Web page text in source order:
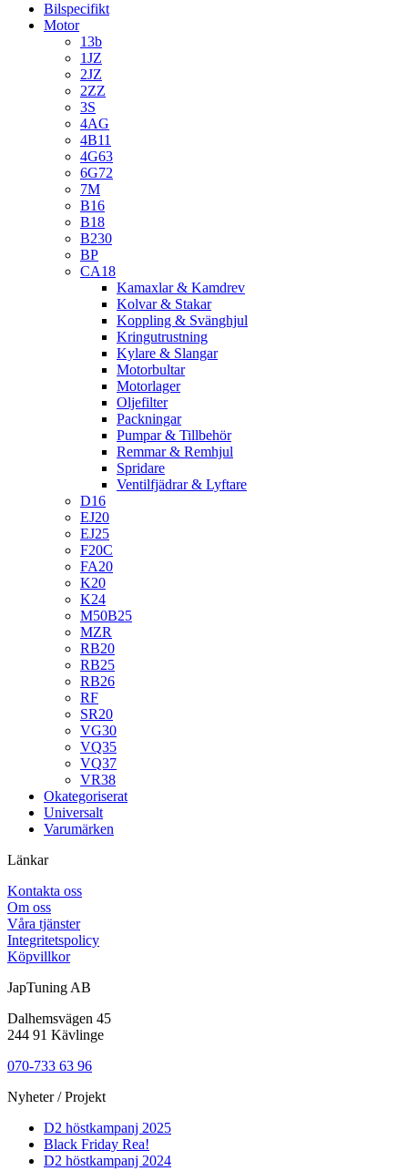
Bilspecifikt
Motor
13b
1JZ
2JZ
2ZZ
3S
4AG
4B11
4G63
6G72
7M
B16
B18
B230
BP
CA18
Kamaxlar & Kamdrev
Kolvar & Stakar
Koppling & Svänghjul
Kringutrustning
Kylare & Slangar
Motorbultar
Motorlager
Oljefilter
Packningar
Pumpar & Tillbehör
Remmar & Remhjul
Spridare
Ventilfjädrar & Lyftare
D16
EJ20
EJ25
F20C
FA20
K20
K24
M50B25
MZR
RB20
RB25
RB26
RF
SR20
VG30
VQ35
VQ37
VR38
Okategoriserat
Universalt
Varumärken
Länkar
Kontakta oss
Om oss
Våra tjänster
Integritetspolicy
Köpvillkor
JapTuning AB
Dalhemsvägen 45
244 91 Kävlinge
070-733 63 96
Nyheter / Projekt
D2 höstkampanj 2025
Black Friday Rea!
D2 höstkampanj 2024